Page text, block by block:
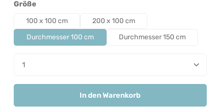
Größeauswählen
100 x 100 cm
200 x 100 cm
Durchmesser 100 cm
Durchmesser 150 cm
Produkt Anzahl: Gib den gewünschten Wert ein
In den Warenkorb